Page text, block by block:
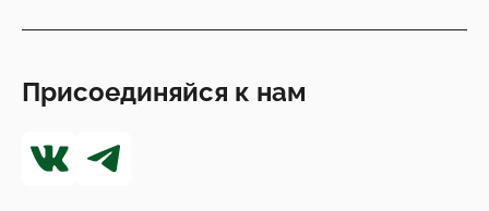
Присоединяйся к нам